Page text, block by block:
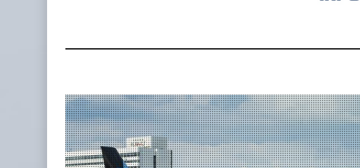
MSC incorpora servicio PAMEX en
...
12 JUL 2026